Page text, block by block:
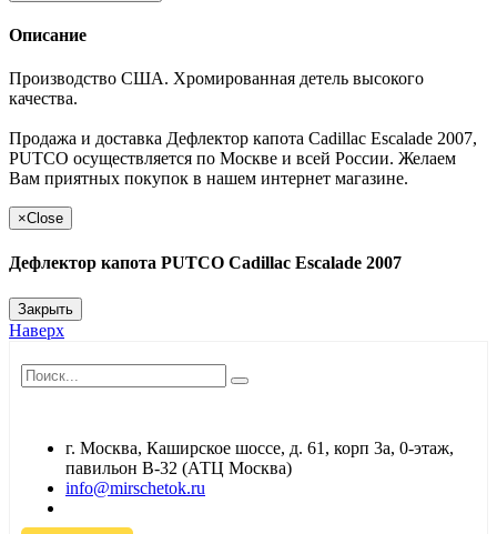
Описание
Производство США. Хромированная детель высокого
качества.
Продажа и доставка Дефлектор капота Cadillac Escalade 2007,
PUTCO осуществляется по Москве и всей России. Желаем
Вам приятных покупок в нашем интернет магазине.
×Close
Дефлектор капота PUTCO Cadillac Escalade 2007
Закрыть
Наверх
г. Москва, Каширское шоссе, д. 61, корп 3а, 0-этаж,
павильон В-32 (АТЦ Москва)
info@mirschetok.ru